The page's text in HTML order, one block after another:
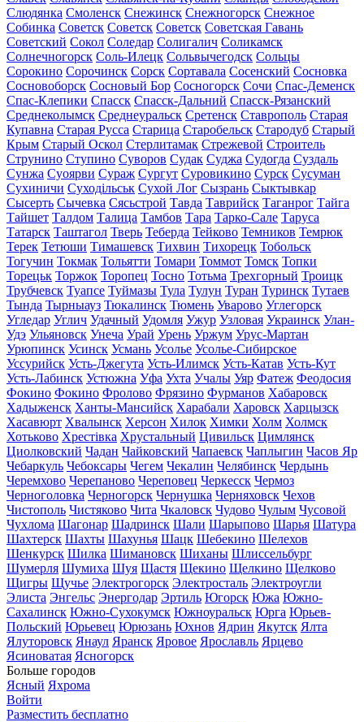
Слюдянка Смоленск Снежинск Снежногорск Снежное
Собинка Советск Советск Советск Советская Гавань
Советский Сокол Соледар Солигалич Соликамск
Солнечногорск Соль-Илецк Сольвычегодск Сольцы
Сорокино Сорочинск Сорск Сортавала Сосенский Сосновка
Сосновоборск Сосновый Бор Сосногорск Сочи Спас-Деменск
Спас-Клепики Спасск Спасск-Дальний Спасск-Рязанский
Среднеколымск Среднеуральск Сретенск Ставрополь Старая
Купавна Старая Русса Старица Старобельск Стародуб Старый
Крым Старый Оскол Стерлитамак Стрежевой Строитель
Струнино Ступино Суворов Судак Суджа Судогда Суздаль
Сунжа Суоярви Сураж Сургут Суровикино Сурск Сусуман
Сухиничи Суходільськ Сухой Лог Сызрань Сыктывкар
Сысерть Сычевка Сясьстрой Тавда Таврийск Таганрог Тайга
Тайшет Талдом Талица Тамбов Тара Тарко-Сале Таруса
Татарск Таштагол Тверь Теберда Тейково Темников Темрюк
Терек Тетюши Тимашевск Тихвин Тихорецк Тобольск
Тогучин Токмак Тольятти Томари Томмот Томск Топки
Торецьк Торжок Торопец Тосно Тотьма Трехгорный Троицк
Трубчевск Туапсе Туймазы Тула Тулун Туран Туринск Тутаев
Тында Тырныауз Тюкалинск Тюмень Уварово Углегорск
Угледар Углич Удачный Удомля Ужур Узловая Украинск Улан-
Удэ Ульяновск Унеча Урай Урень Уржум Урус-Мартан
Урюпинск Усинск Усмань Усолье Усолье-Сибирское
Уссурийск Усть-Джегута Усть-Илимск Усть-Катав Усть-Кут
Усть-Лабинск Устюжна Уфа Ухта Учалы Уяр Фатеж Феодосия
Фокино Фокино Фролово Фрязино Фурманов Хабаровск
Хадыженск Ханты-Мансийск Харабали Харовск Харцызск
Хасавюрт Хвалынск Херсон Хилок Химки Холм Холмск
Хотьково Хрестівка Хрустальный Цивильск Цимлянск
Циолковский Чадан Чайковский Чапаевск Чаплыгин Часов Яр
Чебаркуль Чебоксары Чегем Чекалин Челябинск Чердынь
Черемхово Черепаново Череповец Черкесск Чермоз
Черноголовка Черногорск Чернушка Черняховск Чехов
Чистополь Чистяково Чита Чкаловск Чудово Чулым Чусовой
Чухлома Шагонар Шадринск Шали Шарыпово Шарья Шатура
Шахтерск Шахты Шахунья Шацк Шебекино Шелехов
Шенкурск Шилка Шимановск Шиханы Шлиссельбург
Шумерля Шумиха Шуя Щастя Щекино Щелкино Щелково
Щигры Щучье Электрогорск Электросталь Электроугли
Элиста Энгельс Энергодар Эртиль Югорск Южа Южно-
Сахалинск Южно-Сухокумск Южноуральск Юрга Юрьев-
Польский Юрьевец Юрюзань Юхнов Ядрин Якутск Ялта
Ялуторовск Янаул Яранск Яровое Ярославль Ярцево
Ясиноватая Ясногорск
Больше городов
Ясный Яхрома
Войти
Разместить бесплатно